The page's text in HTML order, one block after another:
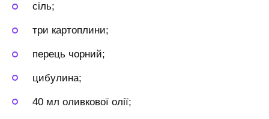
сіль;
три картоплини;
перець чорний;
цибулина;
40 мл оливкової олії;